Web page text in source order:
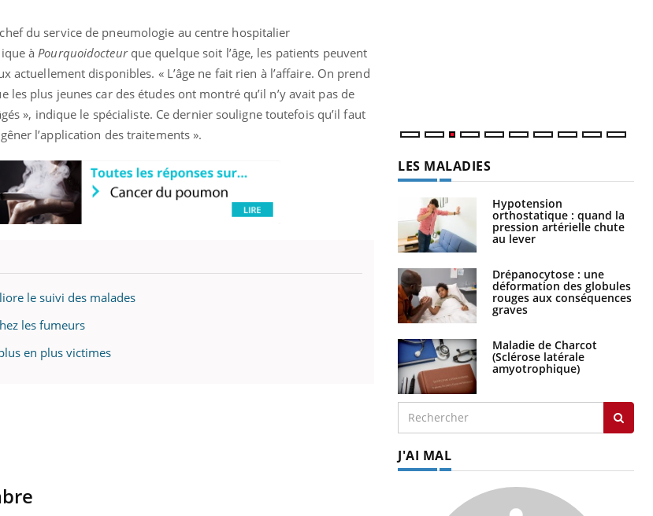
du service de pneumologie au centre hospitalier
à Pourquoidocteurque quelque soit l’âge, les patients peuvent
actuellement disponibles. « L’âge ne fait rien à l’affaire. On prend
les plus jeunes car des études ont montré qu’il n’y avait pas de
», indique le spécialiste. Ce dernier souligne toutefois qu’il faut
l’application des traitements ».
le suivi des malades
les fumeurs
en plus victimes
LES MALADIES
Hypotension
orthostatique : quand la
pression artérielle chute
au lever
Drépanocytose : une
déformation des globules
rouges aux conséquences
graves
Maladie de Charcot
(Sclérose latérale
amyotrophique)
J'AI MAL